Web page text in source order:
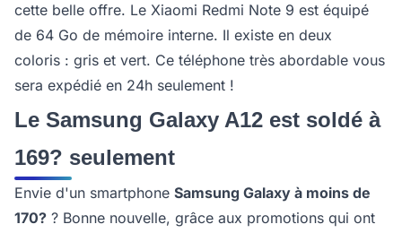
cette belle offre. Le Xiaomi Redmi Note 9 est équipé
de 64 Go de mémoire interne. Il existe en deux
coloris : gris et vert. Ce téléphone très abordable vous
sera expédié en 24h seulement !
Le Samsung Galaxy A12 est soldé à
169? seulement
Envie d'un smartphone Samsung Galaxy à moins de
170? ? Bonne nouvelle, grâce aux promotions qui ont